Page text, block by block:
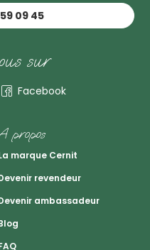
09 45
sur
Facebook
propos
marque Cernit
revendeur
ambassadeur